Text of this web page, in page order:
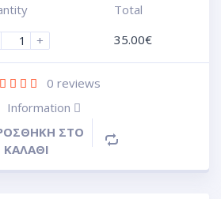
+
Total
35.00€
0 reviews
Information
ΣΤΟ
ΚΑΛΆΘΙ